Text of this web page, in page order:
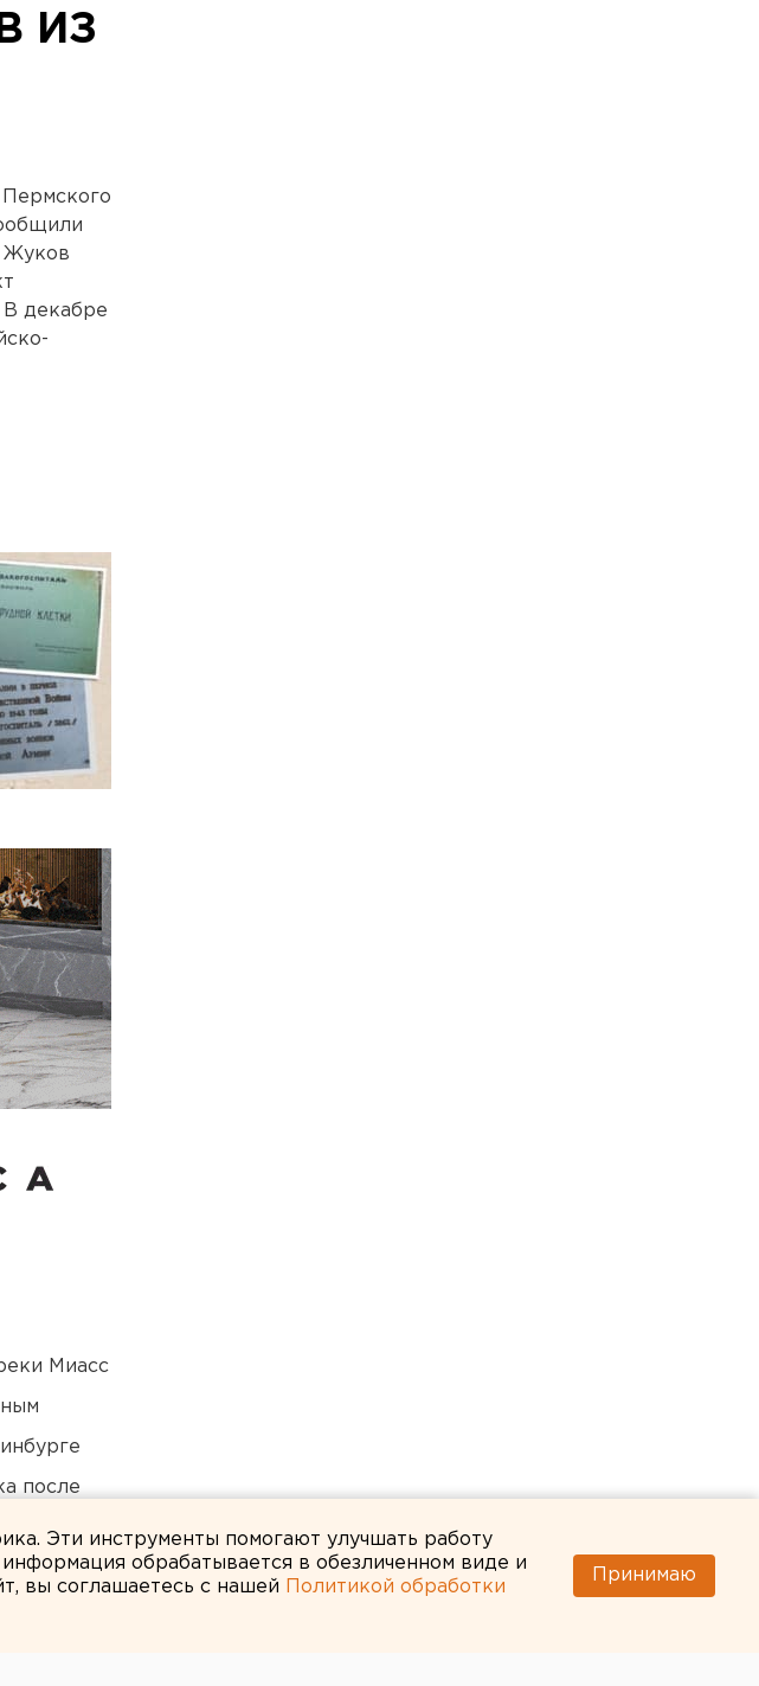
ИЗ
Жуков
В декабре
Миасс
после
Эти инструменты помогают улучшать работу
обрабатывается в обезличенном виде и
вы соглашаетесь с нашей
Политикой обработки
Принимаю